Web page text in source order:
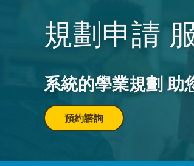
規劃申請
系統的學業規劃 助
預約諮詢